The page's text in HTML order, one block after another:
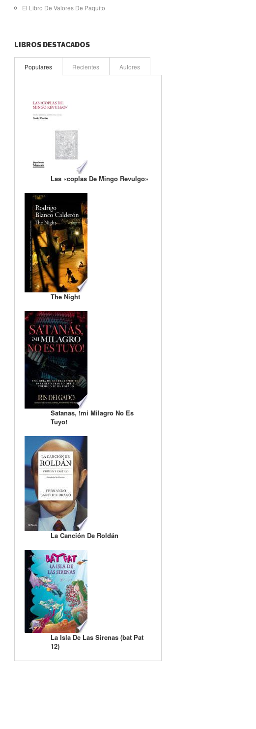
El Libro De Valores De Paquito
LIBROS DESTACADOS
Populares Recientes Autores
Las «coplas De Mingo Revulgo»
The Night
Satanas, !mi Milagro No Es
Tuyo!
La Canción De Roldán
La Isla De Las Sirenas (bat Pat
12)